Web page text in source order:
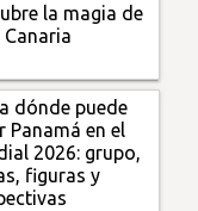
la magia de
Canaria
dónde puede
Panamá en el
2026: grupo,
figuras y